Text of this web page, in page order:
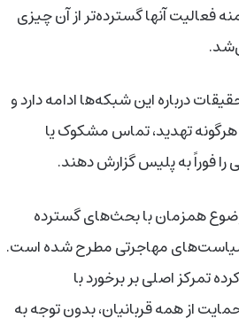
فعالیت آنها گسترده‌تر از آن چیزی
.
درباره این شبکه‌ها ادامه دارد و
تهدید، تماس مشکوک یا
را فوراً به پلیس گزارش دهند.
همزمان با بحث‌های گسترده
سیاست‌های مهاجرتی مطرح شده است.
تمرکز اصلی بر برخورد با
از همه قربانیان، بدون توجه به